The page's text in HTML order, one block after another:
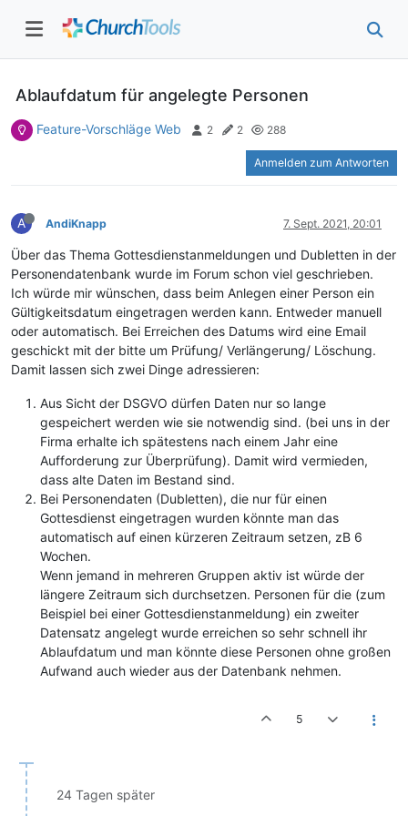
Ablaufdatum für angelegte Personen
Feature-Vorschläge Web 2 2 288
Anmelden zum Antworten
A AndiKnapp 7. Sept. 2021, 20:01
Über das Thema Gottesdienstanmeldungen und Dubletten in der
Personendatenbank wurde im Forum schon viel geschrieben.
Ich würde mir wünschen, dass beim Anlegen einer Person ein
Gültigkeitsdatum eingetragen werden kann. Entweder manuell
oder automatisch. Bei Erreichen des Datums wird eine Email
geschickt mit der bitte um Prüfung/ Verlängerung/ Löschung.
Damit lassen sich zwei Dinge adressieren:
Aus Sicht der DSGVO dürfen Daten nur so lange
gespeichert werden wie sie notwendig sind. (bei uns in der
Firma erhalte ich spätestens nach einem Jahr eine
Aufforderung zur Überprüfung). Damit wird vermieden,
dass alte Daten im Bestand sind.
Bei Personendaten (Dubletten), die nur für einen
Gottesdienst eingetragen wurden könnte man das
automatisch auf einen kürzeren Zeitraum setzen, zB 6
Wochen.
Wenn jemand in mehreren Gruppen aktiv ist würde der
längere Zeitraum sich durchsetzen. Personen für die (zum
Beispiel bei einer Gottesdienstanmeldung) ein zweiter
Datensatz angelegt wurde erreichen so sehr schnell ihr
Ablaufdatum und man könnte diese Personen ohne großen
Aufwand auch wieder aus der Datenbank nehmen.
5
24 Tagen später